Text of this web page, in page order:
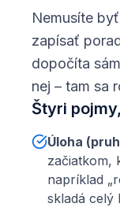
Nemusíte
zapísať
dopočíta
nej – tam sa
Štyri
Úloha
začiatkom,
napríklad
skladá celý